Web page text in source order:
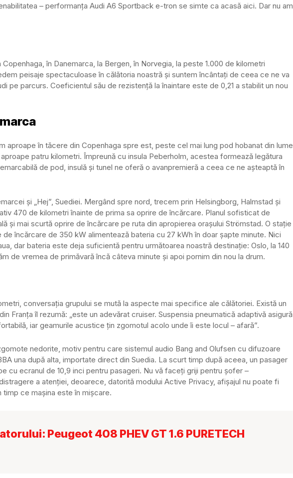
– performanța Audi A6 Sportback e-tron se simte ca acasă aici. Dar nu am
în Danemarca, la Bergen, în Norvegia, la peste 1.000 de kilometri
peisaje spectaculoase în călătoria noastră și suntem încântați de ceea ce ne va
pe parcurs. Coeficientul său de rezistență la înaintare este de 0,21 a stabilit un nou
aproape în tăcere din Copenhaga spre est, peste cel mai lung pod hobanat din lume
patru kilometri. Împreună cu insula Peberholm, acestea formează legătura
de pod, insulă și tunel ne oferă o avanpremieră a ceea ce ne așteaptă în
și „Hej”, Suediei. Mergând spre nord, trecem prin Helsingborg, Halmstad și
470 de kilometri înainte de prima sa oprire de încărcare. Planul sofisticat de
și mai scurtă oprire de încărcare pe ruta din apropierea orașului Strömstad. O stație
încărcare de 350 kW alimentează bateria cu 27 kWh în doar șapte minute. Nici
dar bateria este deja suficientă pentru următoarea noastră destinație: Oslo, la 140
de vremea de primăvară încă câteva minute și apoi pornim din nou la drum.
conversația grupului se mută la aspecte mai specifice ale călătoriei. Există un
Franța îl rezumă: „este un adevărat cruiser. Suspensia pneumatică adaptivă asigură
iar geamurile acustice țin zgomotul acolo unde îi este locul – afară”.
nedorite, motiv pentru care sistemul audio Bang and Olufsen cu difuzoare
una după alta, importate direct din Suedia. La scurt timp după aceea, un pasager
cu ecranul de 10,9 inci pentru pasageri. Nu vă faceți griji pentru șofer –
a atenției, deoarece, datorită modului Active Privacy, afișajul nu poate fi
ce mașina este în mișcare.
Peugeot 408 PHEV GT 1.6 PURETECH